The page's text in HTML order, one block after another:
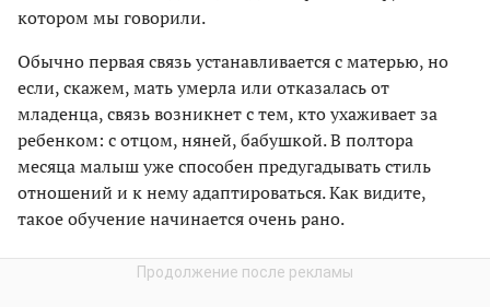
котором мы говорили.
Обычно первая связь устанавливается с матерью, но
если, скажем, мать умерла или отказалась от
младенца, связь возникнет с тем, кто ухаживает за
ребенком: с отцом, няней, бабушкой. В полтора
месяца малыш уже способен предугадывать стиль
отношений и к нему адаптироваться. Как видите,
такое обучение начинается очень рано.